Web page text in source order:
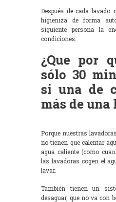
Después de cada lavado
higieniza de forma
siguiente persona la
condiciones.
¿Que por
sólo 30
si una de
más de una
Porque nuestras
no tienen que calentar
agua caliente (como
las lavadoras cogen el
lavar.
También tienen un
desaguar, que no va con